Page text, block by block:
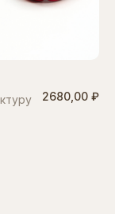
2680,00 ₽